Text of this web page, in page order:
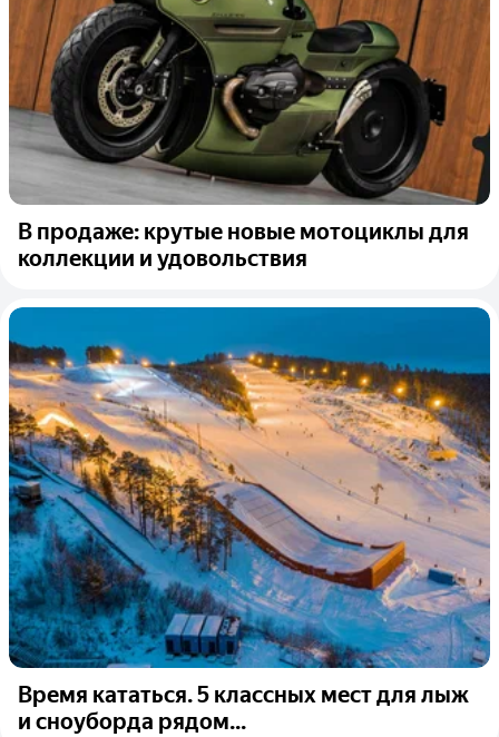
В продаже: крутые новые мотоциклы для
коллекции и удовольствия
Время кататься. 5 классных мест для лыж
и сноуборда рядом...